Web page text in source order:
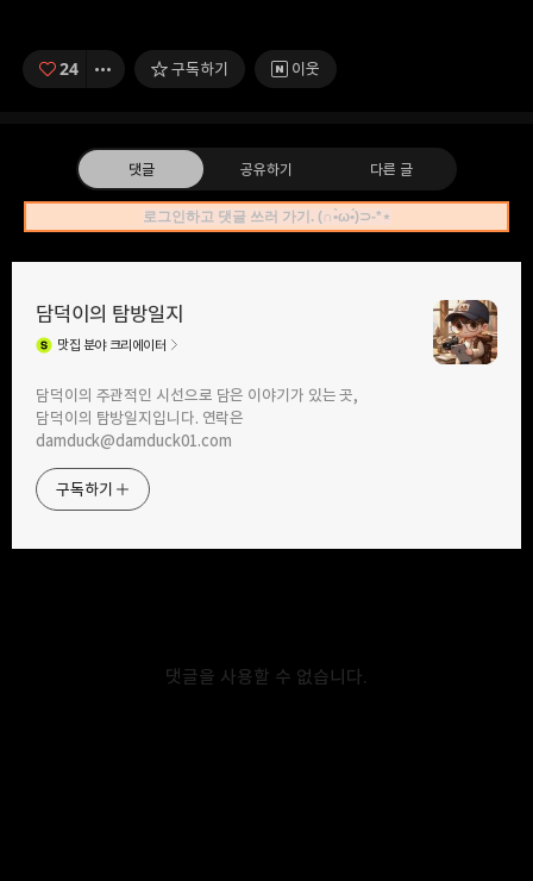
24 구독하기 이웃
댓글 공유하기 다른 글
로그인하고 댓글 쓰러 가기. (∩•̀ω•́)⊃-*⋆
담덕이의 탐방일지
맛집 분야 크리에이터
담덕이의 주관적인 시선으로 담은 이야기가 있는 곳,
담덕이의 탐방일지입니다. 연락은
damduck@damduck01.com
구독하기
댓글을 사용할 수 없습니다.
트위터
카카오스토리
[블로그 결산] 2026년 4월 5주 차:
다음 메인 7관왕 달성! 월요일 중박
(2,394회)과 목요일 2개 글 동시
등록의 기적
2026.06.03